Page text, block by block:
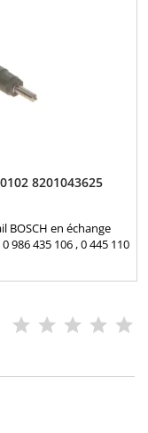
8201043625
BOSCH en échange
435 106 , 0 445 110